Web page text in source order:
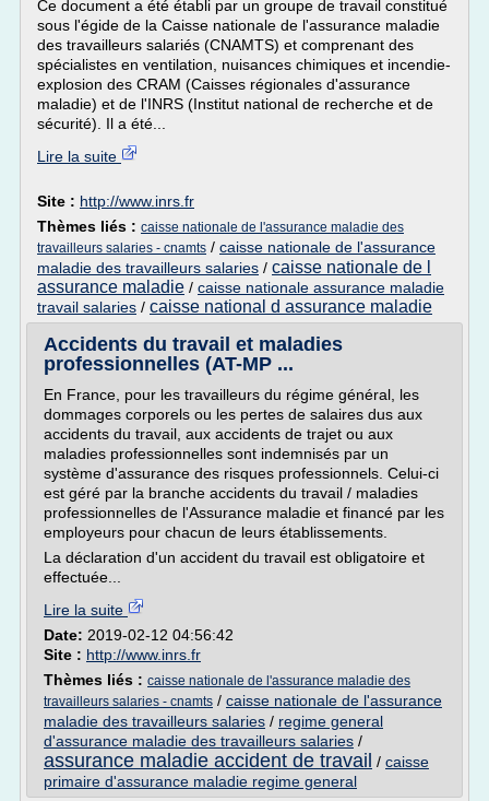
Ce document a été établi par un groupe de travail constitué
sous l'égide de la Caisse nationale de l'assurance maladie
des travailleurs salariés (CNAMTS) et comprenant des
spécialistes en ventilation, nuisances chimiques et incendie-
explosion des CRAM (Caisses régionales d'assurance
maladie) et de l'INRS (Institut national de recherche et de
sécurité). Il a été...
Lire la suite
Site : http://www.inrs.fr
Thèmes liés : caisse nationale de l'assurance maladie des
travailleurs salaries - cnamts / caisse nationale de l'assurance
maladie des travailleurs salaries / caisse nationale de l
assurance maladie / caisse nationale assurance maladie
travail salaries / caisse national d assurance maladie
Accidents du travail et maladies
professionnelles (AT-MP ...
En France, pour les travailleurs du régime général, les
dommages corporels ou les pertes de salaires dus aux
accidents du travail, aux accidents de trajet ou aux
maladies professionnelles sont indemnisés par un
système d'assurance des risques professionnels. Celui-ci
est géré par la branche accidents du travail / maladies
professionnelles de l'Assurance maladie et financé par les
employeurs pour chacun de leurs établissements.
La déclaration d'un accident du travail est obligatoire et
effectuée...
Lire la suite
Date: 2019-02-12 04:56:42
Site : http://www.inrs.fr
Thèmes liés : caisse nationale de l'assurance maladie des
travailleurs salaries - cnamts / caisse nationale de l'assurance
maladie des travailleurs salaries / regime general
d'assurance maladie des travailleurs salaries /
assurance maladie accident de travail / caisse
primaire d'assurance maladie regime general